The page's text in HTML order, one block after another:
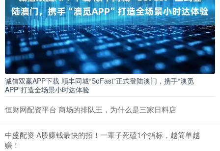
诚信双赢APP下载 顺丰同城“SoFast”正式登陆澳门，携手“澳觅
APP”打造全场景小时达体验
恒财网配资平台 商场的排队王，为什么是三家日料店
中盛配资 A股赚钱最快的招！一辈子死磕1个指标，越简单越
赚！